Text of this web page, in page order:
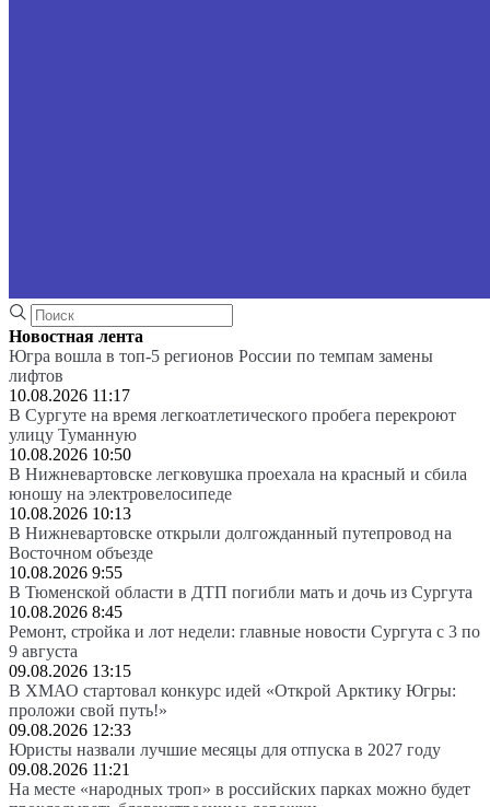
Новостная лента
Югра вошла в топ-5 регионов России по темпам замены
лифтов
10.08.2026 11:17
В Сургуте на время легкоатлетического пробега перекроют
улицу Туманную
10.08.2026 10:50
В Нижневартовске легковушка проехала на красный и сбила
юношу на электровелосипеде
10.08.2026 10:13
В Нижневартовске открыли долгожданный путепровод на
Восточном объезде
10.08.2026 9:55
В Тюменской области в ДТП погибли мать и дочь из Сургута
10.08.2026 8:45
Ремонт, стройка и лот недели: главные новости Сургута с 3 по
9 августа
09.08.2026 13:15
В ХМАО стартовал конкурс идей «Открой Арктику Югры:
проложи свой путь!»
09.08.2026 12:33
Юристы назвали лучшие месяцы для отпуска в 2027 году
09.08.2026 11:21
На месте «народных троп» в российских парках можно будет